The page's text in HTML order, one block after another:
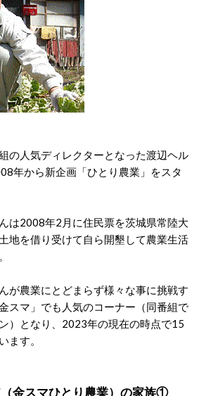
の人気ディレクターとなった渡辺ヘル
年から新企画「ひとり農業」をスタ
は2008年2月に住民票を茨城県常陸大
地を借り受けて自ら開墾して農業生活
が農業にとどまらず様々な事に挑戦す
スマ」でも人気のコーナー（同番組で
）となり、2023年の現在の時点で15
ます。
金スマひとり農業）の家族①